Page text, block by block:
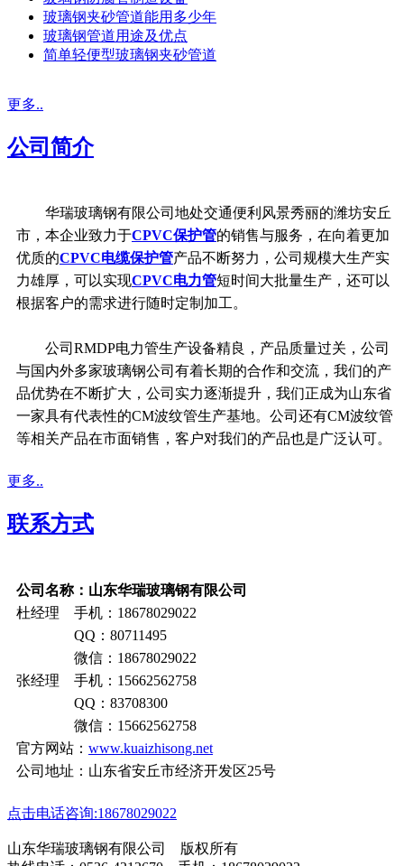
玻璃钢夹砂管道能用多少年
玻璃钢管道用途及优点
简单轻便型玻璃钢夹砂管道
更多..
公司简介
华瑞玻璃钢有限公司地处交通便利风景秀丽的潍坊安丘
市，本企业致力于CPVC保护管的销售与服务，在向着更加
优质的CPVC电缆保护管产品不断努力，公司规模大生产实
力雄厚，可以实现CPVC电力管短时间大批量生产，还可以
根据客户的需求进行随时定制加工。
公司RMDP电力管生产设备精良，产品质量过关，公司
与国内外多家玻璃钢公司有着长期的合作和交流，我们的产
品优势在不断扩大，公司实力逐渐提升，我们正成为山东省
一家具有代表性的CM波纹管生产基地。公司还有CM波纹管
等相关产品在市面销售，客户对我们的产品也是广泛认可。
更多..
联系方式
公司名称：山东华瑞玻璃钢有限公司
杜经理 手机：18678029022
QQ：80711495
微信：18678029022
张经理 手机：15662562758
QQ：83708300
微信：15662562758
官方网站： www.kuaizhisong.net
公司地址：山东省安丘市经济开发区25号
点击电话咨询:18678029022
山东华瑞玻璃钢有限公司 版权所有